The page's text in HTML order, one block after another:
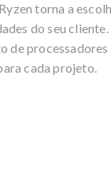
Ryzen torna a
do seu cliente.
de
cada projeto.